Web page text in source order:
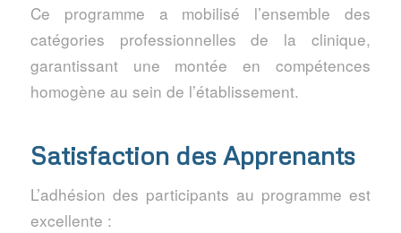
Ce programme a mobilisé l’ensemble des
catégories professionnelles de la clinique,
garantissant une montée en compétences
homogène au sein de l’établissement.
Satisfaction des Apprenants
L’adhésion des participants au programme est
excellente :